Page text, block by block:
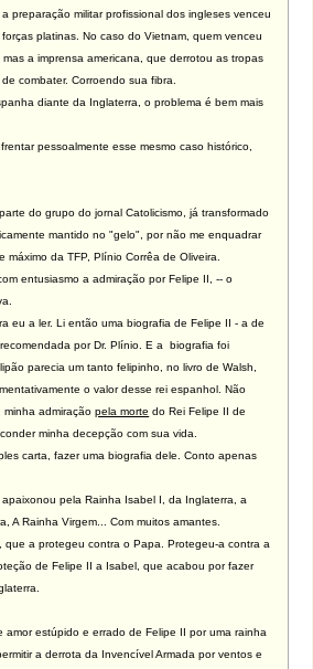
militar profissional dos ingleses venceu
platinas. No caso do Vietnam, quem venceu
a imprensa americana, que derrotou as tropas
combater. Corroendo sua fibra.
diante da Inglaterra, o problema é bem mais
pessoalmente esse mesmo caso histórico,
do grupo do jornal Catolicismo, já transformado
mantido no "gelo", por não me enquadrar
máximo da TFP, Plínio Corrêa de Oliveira.
entusiasmo a admiração por Felipe II, -- o
eu a ler. Li então uma biografia de Felipe II - a de
por Dr. Plínio. E a biografia foi
parecia um tanto felipinho, no livro de Walsh,
o valor desse rei espanhol. Não
minha admiraçãopela morte do Rei Felipe II de
minha decepção com sua vida.
carta, fazer uma biografia dele. Conto apenas
pela Rainha Isabel I, da Inglaterra, a
A Rainha Virgem... Com muitos amantes.
a protegeu contra o Papa. Protegeu-a contra a
de Felipe II a Isabel, que acabou por fazer
estúpido e errado de Felipe II por uma rainha
a derrota da Invencível Armada por ventos e